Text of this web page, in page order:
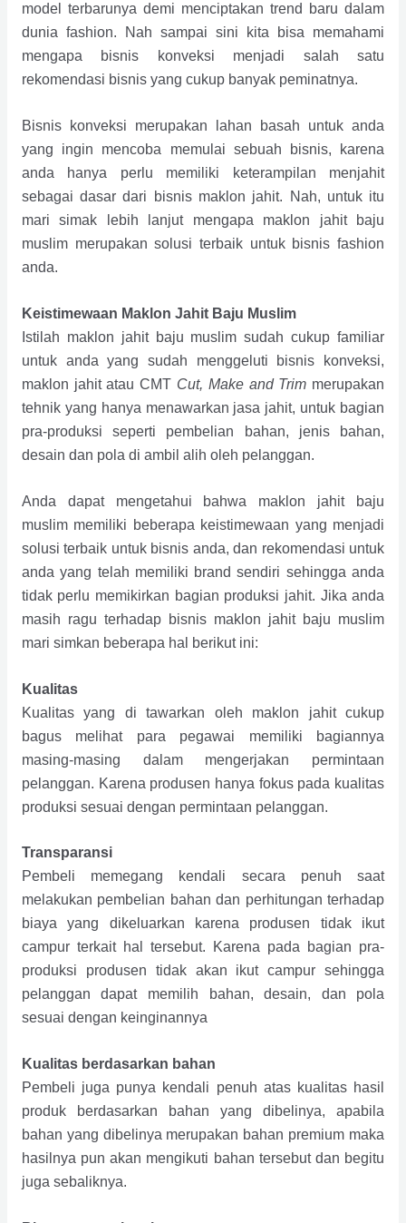
model terbarunya demi menciptakan trend baru dalam
dunia fashion. Nah sampai sini kita bisa memahami
mengapa bisnis konveksi menjadi salah satu
rekomendasi bisnis yang cukup banyak peminatnya.
Bisnis konveksi merupakan lahan basah untuk anda
yang ingin mencoba memulai sebuah bisnis, karena
anda hanya perlu memiliki keterampilan menjahit
sebagai dasar dari bisnis maklon jahit. Nah, untuk itu
mari simak lebih lanjut mengapa maklon jahit baju
muslim merupakan solusi terbaik untuk bisnis fashion
anda.
Keistimewaan Maklon Jahit Baju Muslim
Istilah maklon jahit baju muslim sudah cukup familiar
untuk anda yang sudah menggeluti bisnis konveksi,
maklon jahit atau CMT Cut, Make and Trim merupakan
tehnik yang hanya menawarkan jasa jahit, untuk bagian
pra-produksi seperti pembelian bahan, jenis bahan,
desain dan pola di ambil alih oleh pelanggan.
Anda dapat mengetahui bahwa maklon jahit baju
muslim memiliki beberapa keistimewaan yang menjadi
solusi terbaik untuk bisnis anda, dan rekomendasi untuk
anda yang telah memiliki brand sendiri sehingga anda
tidak perlu memikirkan bagian produksi jahit. Jika anda
masih ragu terhadap bisnis maklon jahit baju muslim
mari simkan beberapa hal berikut ini:
Kualitas
Kualitas yang di tawarkan oleh maklon jahit cukup
bagus melihat para pegawai memiliki bagiannya
masing-masing dalam mengerjakan permintaan
pelanggan. Karena produsen hanya fokus pada kualitas
produksi sesuai dengan permintaan pelanggan.
Transparansi
Pembeli memegang kendali secara penuh saat
melakukan pembelian bahan dan perhitungan terhadap
biaya yang dikeluarkan karena produsen tidak ikut
campur terkait hal tersebut. Karena pada bagian pra-
produksi produsen tidak akan ikut campur sehingga
pelanggan dapat memilih bahan, desain, dan pola
sesuai dengan keinginannya
Kualitas berdasarkan bahan
Pembeli juga punya kendali penuh atas kualitas hasil
produk berdasarkan bahan yang dibelinya, apabila
bahan yang dibelinya merupakan bahan premium maka
hasilnya pun akan mengikuti bahan tersebut dan begitu
juga sebaliknya.